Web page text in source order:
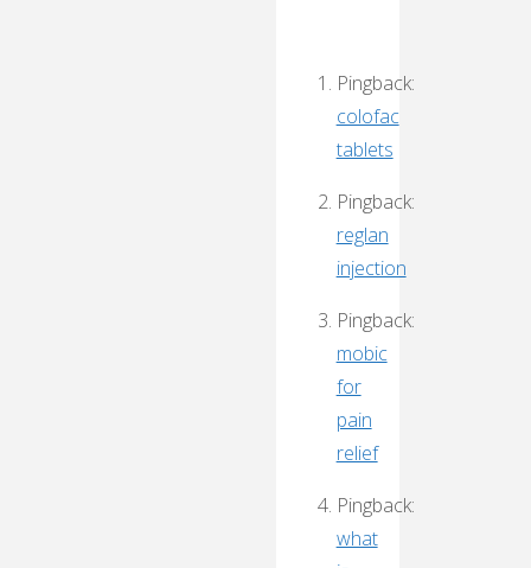
Pingback:
colofac
tablets
Pingback:
reglan
injection
Pingback:
mobic
for
pain
relief
Pingback:
what